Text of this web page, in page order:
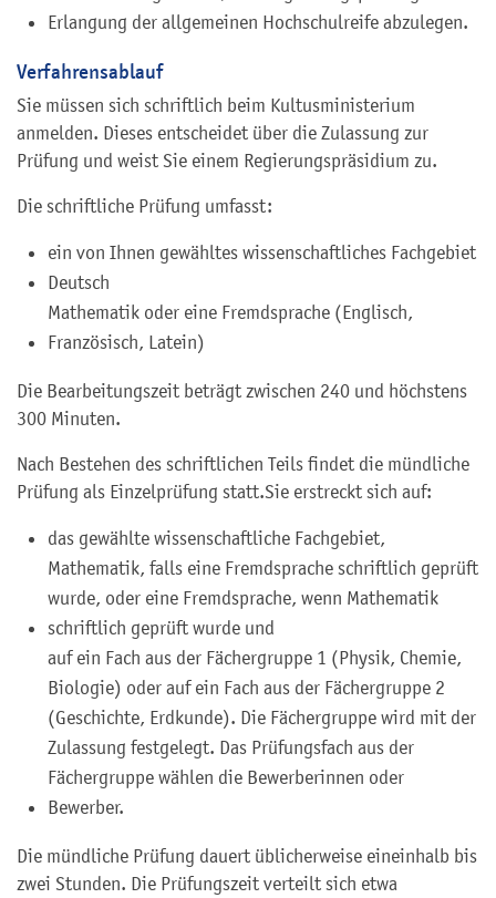
Erlangung der allgemeinen Hochschulreife abzulegen.
Verfahrensablauf
Sie müssen sich schriftlich beim Kultusministerium
anmelden. Dieses entscheidet über die Zulassung zur
Prüfung und weist Sie einem Regierungspräsidium zu.
Die schriftliche Prüfung umfasst:
ein von Ihnen gewähltes wissenschaftliches Fachgebiet
Deutsch
Mathematik oder eine Fremdsprache (Englisch,
Französisch, Latein)
Die Bearbeitungszeit beträgt zwischen 240 und höchstens
300 Minuten.
Nach Bestehen des schriftlichen Teils findet die mündliche
Prüfung als Einzelprüfung statt.Sie erstreckt sich auf:
das gewählte wissenschaftliche Fachgebiet,
Mathematik, falls eine Fremdsprache schriftlich geprüft
wurde, oder eine Fremdsprache, wenn Mathematik
schriftlich geprüft wurde und
auf ein Fach aus der Fächergruppe 1 (Physik, Chemie,
Biologie) oder auf ein Fach aus der Fächergruppe 2
(Geschichte, Erdkunde). Die Fächergruppe wird mit der
Zulassung festgelegt. Das Prüfungsfach aus der
Fächergruppe wählen die Bewerberinnen oder
Bewerber.
Die mündliche Prüfung dauert üblicherweise eineinhalb bis
zwei Stunden. Die Prüfungszeit verteilt sich etwa